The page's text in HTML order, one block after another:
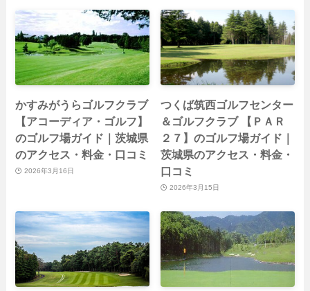
かすみがうらゴルフクラブ
【アコーディア・ゴルフ】
のゴルフ場ガイド｜茨城県
のアクセス・料金・口コミ
2026年3月16日
つくば筑西ゴルフセンター
＆ゴルフクラブ 【ＰＡＲ
２７】のゴルフ場ガイド｜
茨城県のアクセス・料金・
口コミ
2026年3月15日